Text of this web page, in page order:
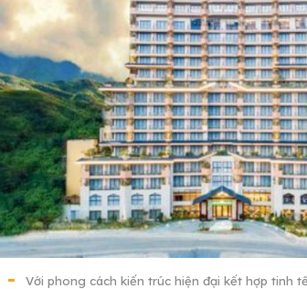
Với phong cách kiến trúc hiện đại kết hợp tinh